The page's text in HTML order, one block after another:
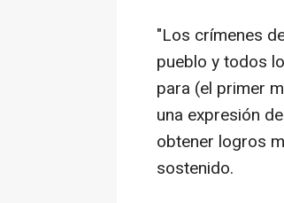
"Los crímenes
pueblo y todos
para (el primer
una expresión
obtener logros
sostenido.